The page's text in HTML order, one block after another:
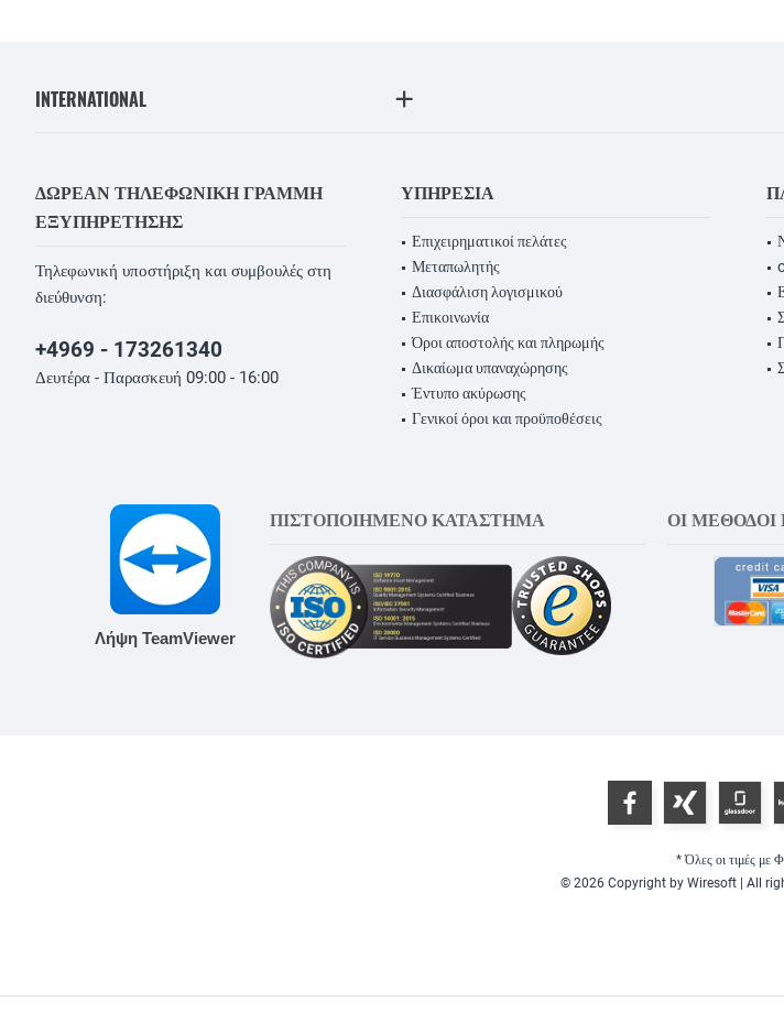
INTERNATIONAL
ΔΩΡΕΆΝ ΤΗΛΕΦΩΝΙΚΉ ΓΡΑΜΜΉ
ΕΞΥΠΗΡΈΤΗΣΗΣ
Τηλεφωνική υποστήριξη και συμβουλές στη
διεύθυνση:
+4969 - 173261340
Δευτέρα - Παρασκευή 09:00 - 16:00
ΥΠΗΡΕΣΊΑ
Επιχειρηματικοί πελάτες
Μεταπωλητής
Διασφάλιση λογισμικού
Επικοινωνία
Όροι αποστολής και πληρωμής
Δικαίωμα υπαναχώρησης
Έντυπο ακύρωσης
Γενικοί όροι και προϋποθέσεις
Λήψη TeamViewer
ΠΙΣΤΟΠΟΙΗΜΕΝΟ ΚΑΤΑΣΤΗΜΑ ΟΙ
* Όλες οι τιμές με
© 2026 Copyright by Wiresoft | All